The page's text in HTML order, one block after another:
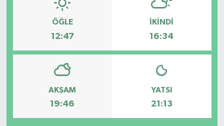
ÖĞLE
12:47
İKINDI
16:34
AKŞAM
19:46
YATSI
21:13